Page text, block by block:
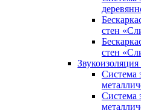
стен
стен
Звукоизоляция
Система
Система